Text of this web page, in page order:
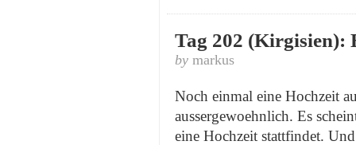
Tag 202 (Kirgisien):
by markus
Noch einmal eine Hochzeit
aussergewoehnlich. Es
eine Hochzeit stattfindet.